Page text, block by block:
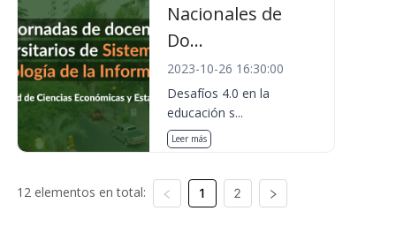
Nacionales de
Do...
2023-10-26 16:30:00
Desafíos 4.0 en la
educación s...
Leer más
12 elementos en total: 1 2